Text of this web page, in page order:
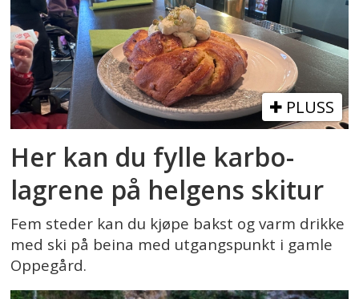
PLUSS
Her kan du fylle karbo-
lagrene på helgens skitur
Fem steder kan du kjøpe bakst og varm drikke
med ski på beina med utgangspunkt i gamle
Oppegård.